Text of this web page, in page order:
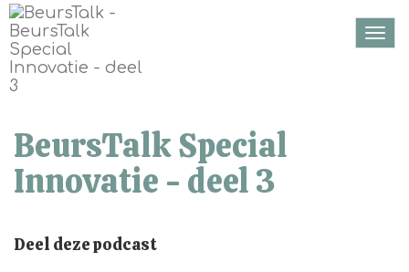
BeursTalk Special
Innovatie - deel 3
Deel deze podcast